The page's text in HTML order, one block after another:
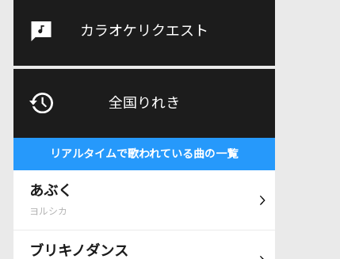
カラオケリクエスト
全国りれき
リアルタイムで歌われている曲の一覧
あぶく
ヨルシカ
ブリキノダンス